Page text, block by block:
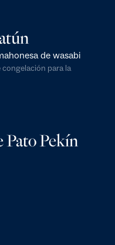
de wasabi
para la
Pato Pekín